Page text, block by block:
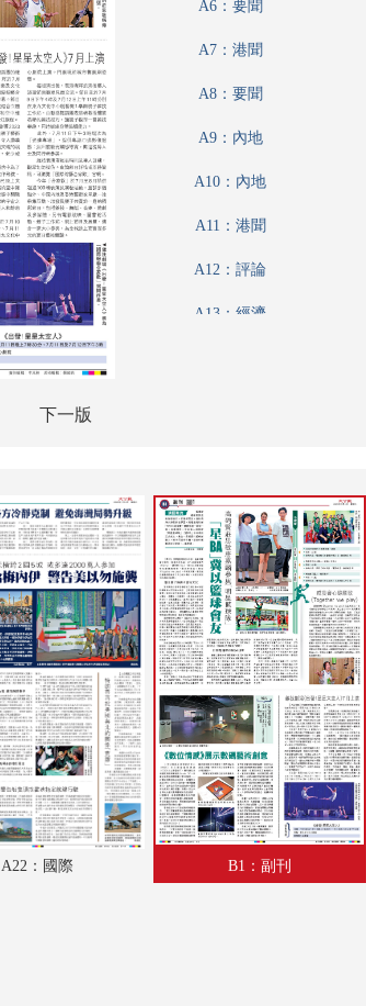
下一版
A6：要聞
A7：港聞
A8：要聞
A9：內地
A10：內地
A11：港聞
A12：評論
A13：經濟
A18：體育
A19：廣告
A20：內地
A21：國際
A22：國際
B1：副刊
B2：經濟
B3：經濟
B4：文化
A22：國際 B1：副刊